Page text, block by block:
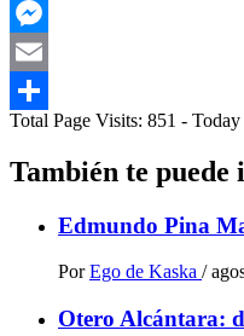
Telegram
Messenger
Email
Compartir
Total Page Visits: 851 - Today
También te puede
Edmundo Pina
Por Ego de Kaska /
Otero Alcántara: